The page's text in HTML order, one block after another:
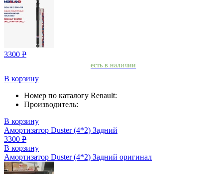
3300 Р
есть в наличии
В корзину
Номер по каталогу Renault:
Производитель:
В корзину
Амортизатор Duster (4*2) Задний
3300 Р
В корзину
Амортизатор Duster (4*2) Задний оригинал